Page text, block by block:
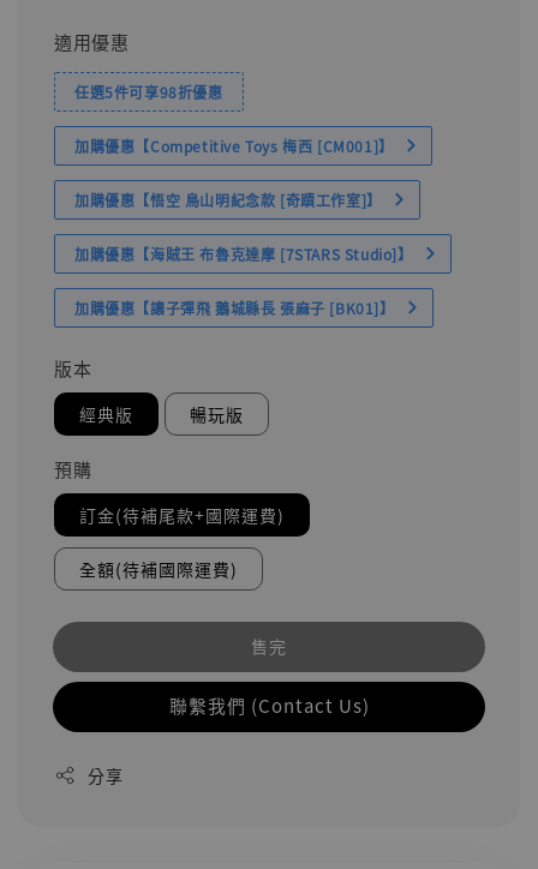
適用優惠
任選5件可享98折優惠
加購優惠【Competitive Toys 梅西 [CM001]】
加購優惠【悟空 鳥山明紀念款 [奇蹟工作室]】
加購優惠【海賊王 布魯克達摩 [7STARS Studio]】
加購優惠【讓子彈飛 鵝城縣長 張麻子 [BK01]】
版本
經典版 暢玩版
預購
訂金(待補尾款+國際運費)
全額(待補國際運費)
售完
聯繫我們 (Contact Us)
分享